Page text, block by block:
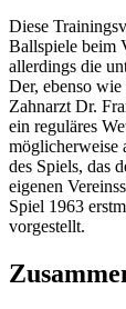
Diese
Ballspiele beim
allerdings die
Der, ebenso
Zahnarzt Dr.
ein reguläres
möglicherweise
des Spiels, das
eigenen
Spiel 1963
vorgestellt.